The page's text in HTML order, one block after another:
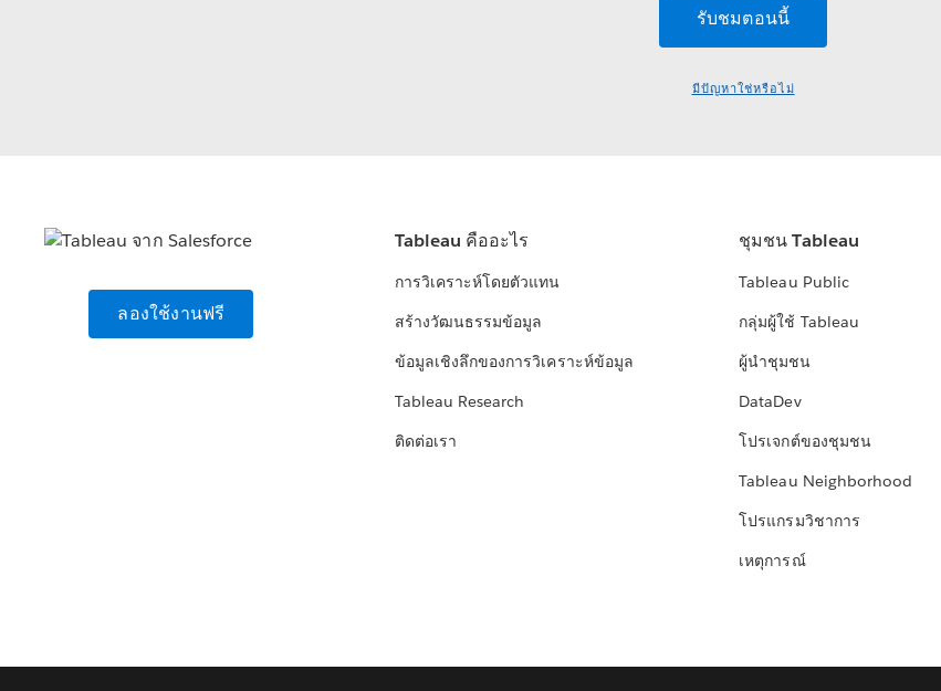
มีปัญหาใช่หรือไม่
ลองใช้งานฟรี
Tableau คืออะไร
การวิเคราะห์โดยตัวแทน
สร้างวัฒนธรรมข้อมูล
ข้อมูลเชิงลึกของการวิเคราะห์ข้อมูล
Tableau Research
ติดต่อเรา
ชุมชน Tableau
Tableau Public
กลุ่มผู้ใช้ Tableau
ผู้นำชุมชน
DataDev
โปรเจกต์ของชุมชน
Tableau Neighborhood
โปรแกรมวิชาการ
เหตุการณ์